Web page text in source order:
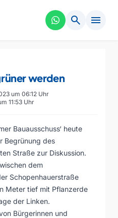
search menu
werden
um 06:12 Uhr
11:53 Uhr
Bauausschuss‘ heute
Begrünung des
Straße zur Diskussion.
dem
Schopenhauerstraße
Meter tief mit Pflanzerde
der Linken.
Bürgerinnen und